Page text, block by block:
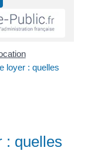
loyer : quelles
: quelles